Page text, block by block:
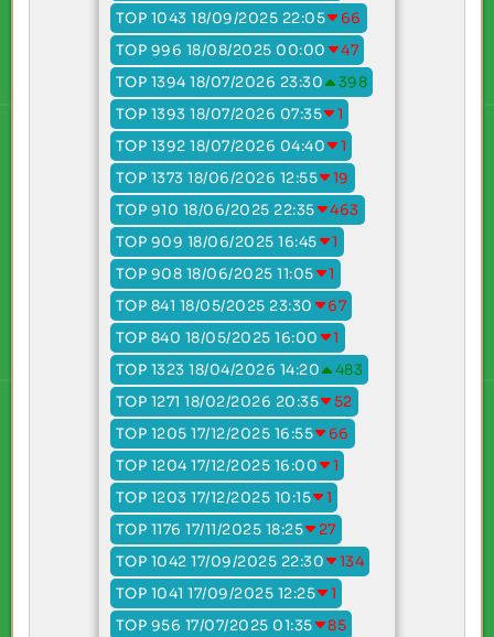
TOP 1043 18/09/2025 22:05
66
TOP 996 18/08/2025 00:00
47
TOP 1394 18/07/2026 23:30
398
TOP 1393 18/07/2026 07:35
1
TOP 1392 18/07/2026 04:40
1
TOP 1373 18/06/2026 12:55
19
TOP 910 18/06/2025 22:35
463
TOP 909 18/06/2025 16:45
1
TOP 908 18/06/2025 11:05
1
TOP 841 18/05/2025 23:30
67
TOP 840 18/05/2025 16:00
1
TOP 1323 18/04/2026 14:20
483
TOP 1271 18/02/2026 20:35
52
TOP 1205 17/12/2025 16:55
66
TOP 1204 17/12/2025 16:00
1
TOP 1203 17/12/2025 10:15
1
TOP 1176 17/11/2025 18:25
27
TOP 1042 17/09/2025 22:30
134
TOP 1041 17/09/2025 12:25
1
TOP 956 17/07/2025 01:35
85